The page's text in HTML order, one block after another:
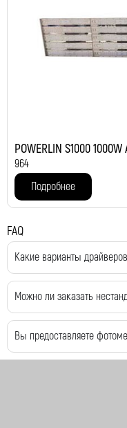
POWERLIN S1000
964
Подробнее
FAQ
Какие варианты
Можно ли заказать
Вы предоставляете